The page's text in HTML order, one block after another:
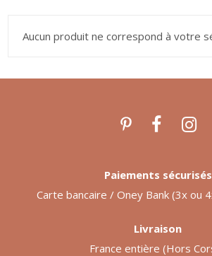
Aucun produit ne correspond à votre
Paiements sécurisés
Carte bancaire / Oney Bank (3x ou
Livraison
France entière (Hors